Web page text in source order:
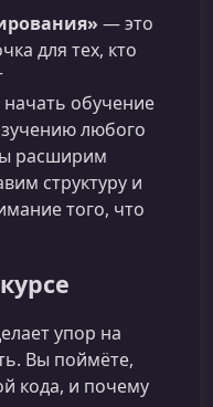
— это
для тех, кто
обучение
любого
расширим
структуру и
того, что
упор на
Вы поймёте,
кода, и почему